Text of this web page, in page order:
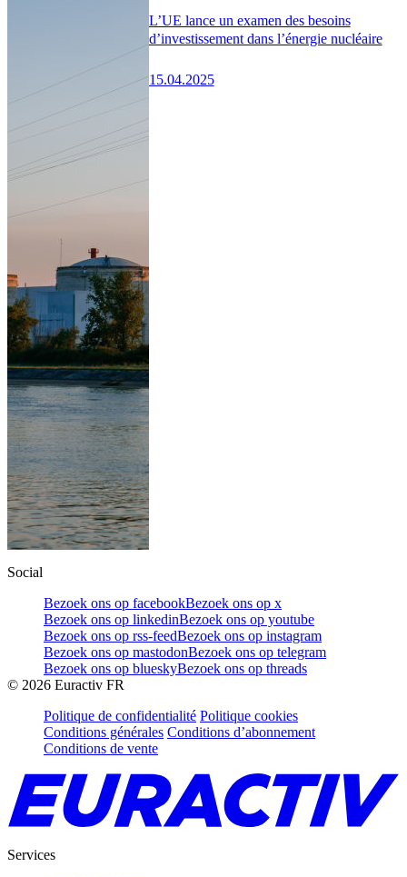
L’UE lance un examen des besoins
d’investissement dans l’énergie nucléaire
15.04.2025
Social
Bezoek ons op facebookBezoek ons op x
Bezoek ons op linkedinBezoek ons op youtube
Bezoek ons op rss-feedBezoek ons op instagram
Bezoek ons op mastodonBezoek ons op telegram
Bezoek ons op blueskyBezoek ons op threads
© 2026 Euractiv FR
Politique de confidentialité Politique cookies
Conditions générales Conditions d’abonnement
Conditions de vente
Services